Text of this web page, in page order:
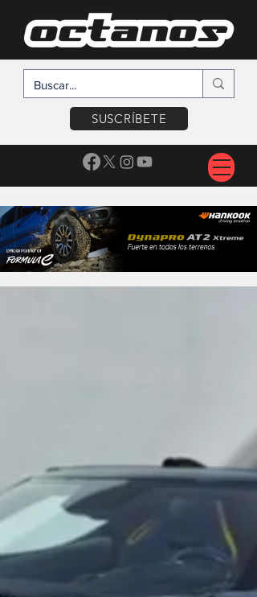
SUSCRÍBETE